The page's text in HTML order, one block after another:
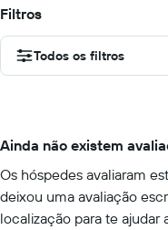
Filtros
Todos os filtros
Ainda não existem
Os hóspedes avaliaram
deixou uma avaliação
localização para te ajudar